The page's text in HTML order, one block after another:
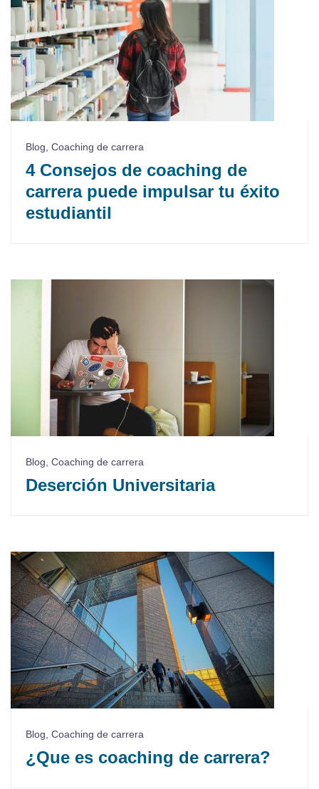
Blog Coaching de carrera
4 Consejos de coaching de
carrera puede impulsar tu éxito
estudiantil
Blog Coaching de carrera
Deserción Universitaria
Blog Coaching de carrera
¿Que es coaching de carrera?